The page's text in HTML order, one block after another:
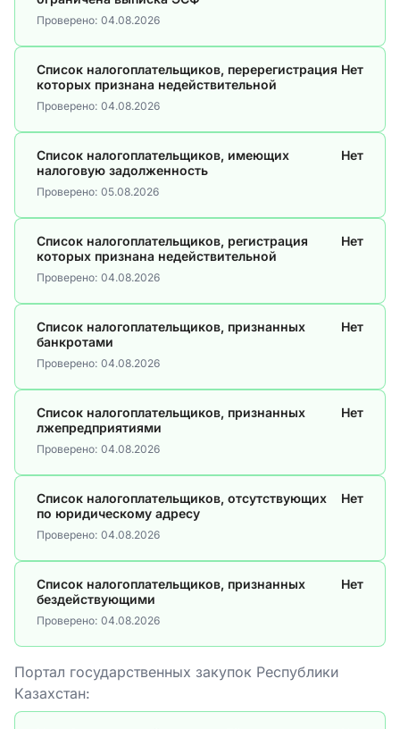
Проверено: 04.08.2026
Список налогоплательщиков, перерегистрация
которых признана недействительной
Нет
Проверено: 04.08.2026
Список налогоплательщиков, имеющих
налоговую задолженность
Нет
Проверено: 05.08.2026
Список налогоплательщиков, регистрация
которых признана недействительной
Нет
Проверено: 04.08.2026
Список налогоплательщиков, признанных
банкротами
Нет
Проверено: 04.08.2026
Список налогоплательщиков, признанных
лжепредприятиями
Нет
Проверено: 04.08.2026
Список налогоплательщиков, отсутствующих
по юридическому адресу
Нет
Проверено: 04.08.2026
Список налогоплательщиков, признанных
бездействующими
Нет
Проверено: 04.08.2026
Портал государственных закупок Республики
Казахстан: